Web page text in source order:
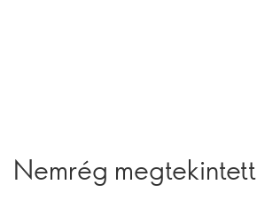
Nemrég megtekintett